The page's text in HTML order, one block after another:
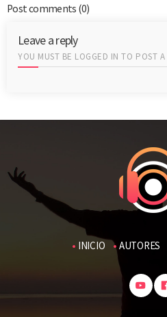
Post comments (0)
Leave a reply
YOU MUST BE LOGGED IN TO POST A
INICIO AUTORES